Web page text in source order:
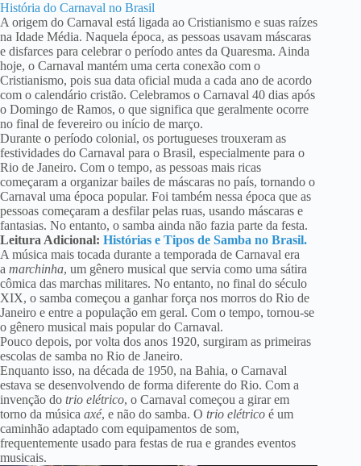
História do Carnaval no Brasil
A origem do Carnaval está ligada ao Cristianismo e suas raízes
na Idade Média. Naquela época, as pessoas usavam máscaras
e disfarces para celebrar o período antes da Quaresma. Ainda
hoje, o Carnaval mantém uma certa conexão com o
Cristianismo, pois sua data oficial muda a cada ano de acordo
com o calendário cristão. Celebramos o Carnaval 40 dias após
o Domingo de Ramos, o que significa que geralmente ocorre
no final de fevereiro ou início de março.
Durante o período colonial, os portugueses trouxeram as
festividades do Carnaval para o Brasil, especialmente para o
Rio de Janeiro. Com o tempo, as pessoas mais ricas
começaram a organizar bailes de máscaras no país, tornando o
Carnaval uma época popular. Foi também nessa época que as
pessoas começaram a desfilar pelas ruas, usando máscaras e
fantasias. No entanto, o samba ainda não fazia parte da festa.
Leitura Adicional: Histórias e Tipos de Samba no Brasil.
A música mais tocada durante a temporada de Carnaval era
a marchinha, um gênero musical que servia como uma sátira
cômica das marchas militares. No entanto, no final do século
XIX, o samba começou a ganhar força nos morros do Rio de
Janeiro e entre a população em geral. Com o tempo, tornou-se
o gênero musical mais popular do Carnaval.
Pouco depois, por volta dos anos 1920, surgiram as primeiras
escolas de samba no Rio de Janeiro.
Enquanto isso, na década de 1950, na Bahia, o Carnaval
estava se desenvolvendo de forma diferente do Rio. Com a
invenção do trio elétrico, o Carnaval começou a girar em
torno da música axé, e não do samba. O trio elétrico é um
caminhão adaptado com equipamentos de som,
frequentemente usado para festas de rua e grandes eventos
musicais.